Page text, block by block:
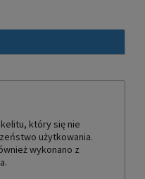
KOSZTÓW PŁATNOŚCI
który się nie
użytkowania.
wykonano z